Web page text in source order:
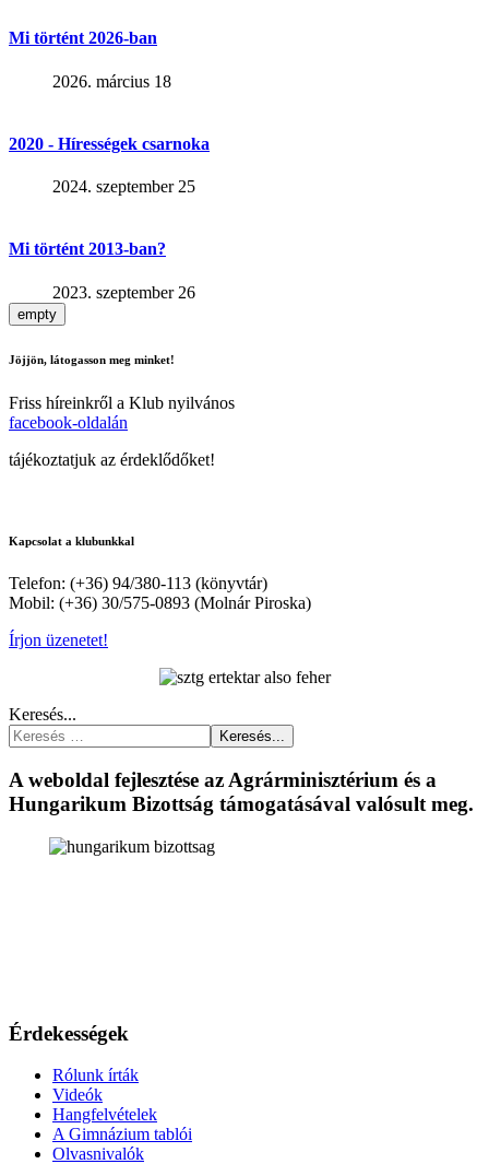
Mi történt 2026-ban
2026. március 18
2020 - Hírességek csarnoka
2024. szeptember 25
Mi történt 2013-ban?
2023. szeptember 26
empty
Jöjjön, látogasson meg minket!
Friss híreinkről a Klub nyilvános
facebook-oldalán
tájékoztatjuk az érdeklődőket!
Kapcsolat a klubunkkal
Telefon: (+36) 94/380-113 (könyvtár)
Mobil: (+36) 30/575-0893 (Molnár Piroska)
Írjon üzenetet!
Keresés...
Keresés...
A weboldal fejlesztése az Agrárminisztérium és a
Hungarikum Bizottság támogatásával valósult meg.
Érdekességek
Rólunk írták
Videók
Hangfelvételek
A Gimnázium tablói
Olvasnivalók